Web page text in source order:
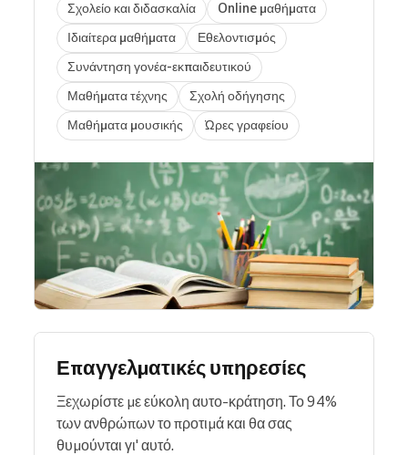
Σχολείο και διδασκαλία
Online μαθήματα
Ιδιαίτερα μαθήματα
Εθελοντισμός
Συνάντηση γονέα-εκπαιδευτικού
Μαθήματα τέχνης
Σχολή οδήγησης
Μαθήματα μουσικής
Ώρες γραφείου
Επαγγελματικές υπηρεσίες
Ξεχωρίστε με εύκολη αυτο-κράτηση. Το 94%
των ανθρώπων το προτιμά και θα σας
θυμούνται γι' αυτό.